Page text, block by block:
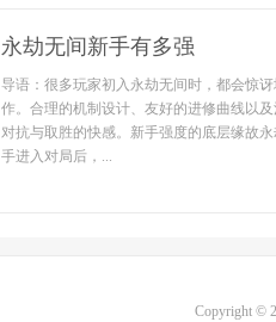
永劫无间新手有多强
导语：很多玩家初入永劫无间时，都会惊
作。合理的机制设计、友好的进修曲线以
对抗与取胜的快感。新手强度的底层缘故
手进入对局后，...
Copyright ©